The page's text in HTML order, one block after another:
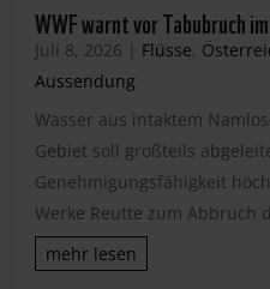
WWF warnt vor Tabubruch
Juli 8, 2026 | Flüsse,
Aussendung
Wasser aus intaktem
Gebiet soll großteils
Genehmigungsfähigkeit
Werke Reutte zum Abbruch
mehr lesen